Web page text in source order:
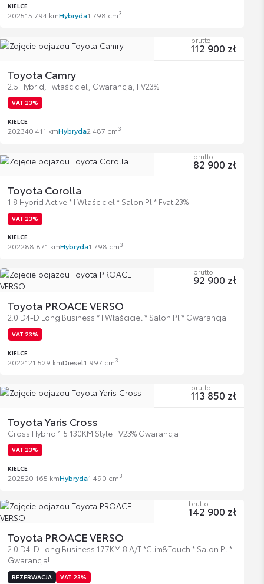
KIELCE
202515 794 kmHybryda1 798 cm3
Toyota Camry
2.5 Hybrid, I właściciel, Gwarancja, FV23%
VAT 23%
KIELCE
202340 411 kmHybryda2 487 cm3
brutto
112 900 zł
Toyota Corolla
1.8 Hybrid Active * I Właściciel * Salon Pl * Fvat 23%
VAT 23%
KIELCE
202288 871 kmHybryda1 798 cm3
brutto
82 900 zł
Toyota PROACE VERSO
2.0 D4-D Long Business * I Właściciel * Salon Pl * Gwarancja!
VAT 23%
KIELCE
2022121 529 kmDiesel1 997 cm3
brutto
92 900 zł
Toyota Yaris Cross
Cross Hybrid 1.5 130KM Style FV23% Gwarancja
VAT 23%
KIELCE
202520 165 kmHybryda1 490 cm3
brutto
113 850 zł
Toyota PROACE VERSO
2.0 D4-D Long Business 177KM 8 A/T *Clim&Touch * Salon Pl *
Gwarancja!
REZERWACJA VAT 23%
brutto
142 900 zł